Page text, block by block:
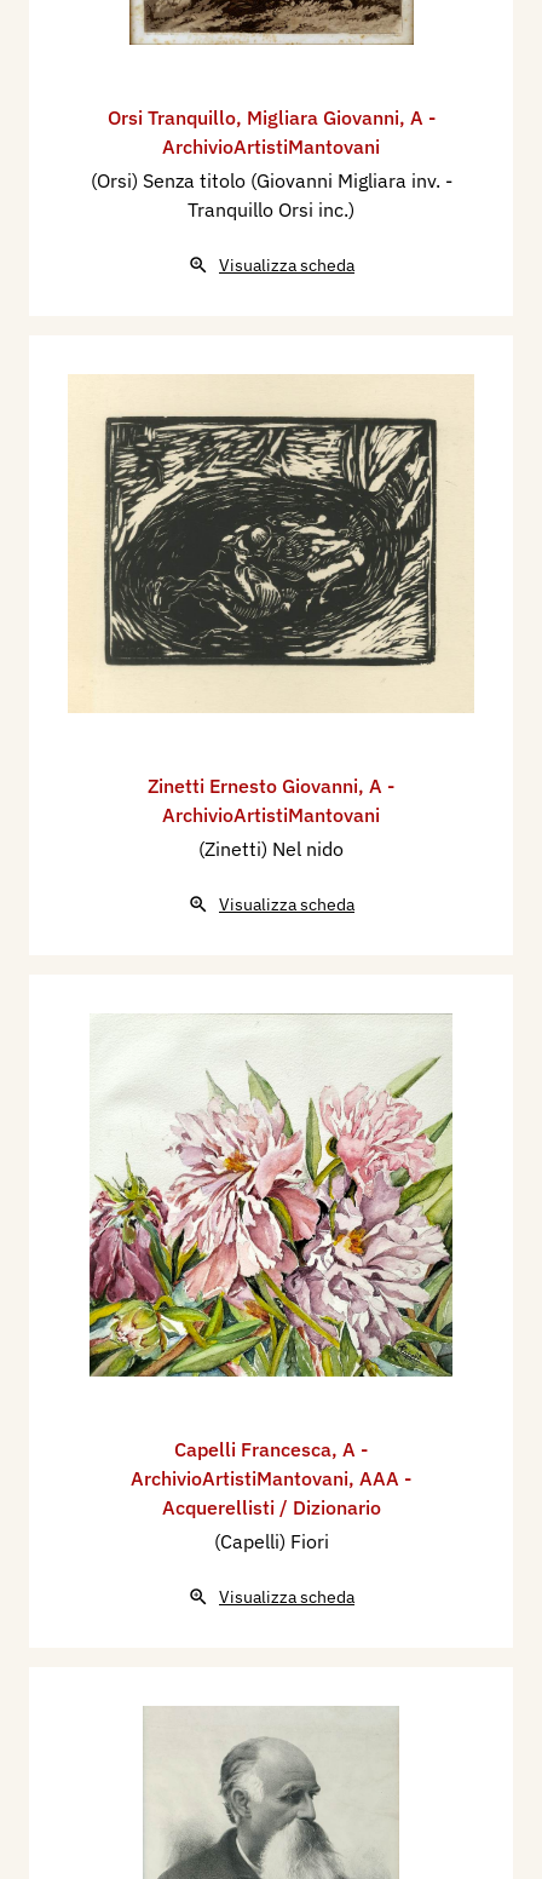
Orsi Tranquillo, Migliara Giovanni, A -
ArchivioArtistiMantovani
(Orsi) Senza titolo (Giovanni Migliara inv. -
Tranquillo Orsi inc.)
Visualizza scheda
Zinetti Ernesto Giovanni, A -
ArchivioArtistiMantovani
(Zinetti) Nel nido
Visualizza scheda
Capelli Francesca, A -
ArchivioArtistiMantovani, AAA -
Acquerellisti / Dizionario
(Capelli) Fiori
Visualizza scheda